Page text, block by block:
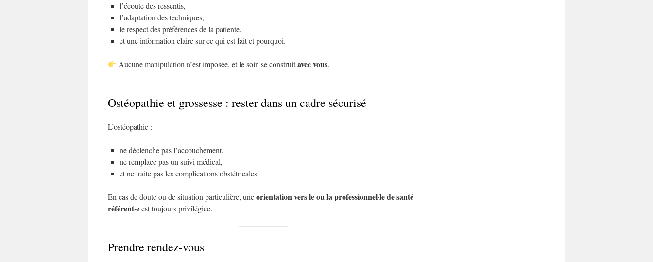
l’écoute des ressentis,
l’adaptation des techniques,
le respect des préférences de la patiente,
et une information claire sur ce qui est fait et pourquoi.
Aucune manipulation n’est imposée, et le soin se construitavec vous.
Ostéopathie et grossesse : rester dans un cadre sécurisé
L’ostéopathie :
ne déclenche pas l’accouchement,
ne remplace pas un suivi médical,
et ne traite pas les complications obstétricales.
En cas de doute ou de situation particulière, uneorientation vers le ou la professionnel·le de santé
référent·eest toujours privilégiée.
Prendre rendez-vous